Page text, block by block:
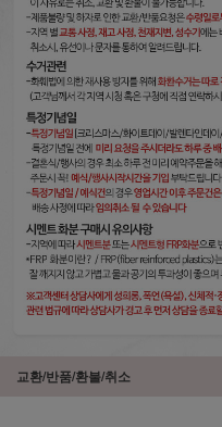
교환/반품/환불/취소